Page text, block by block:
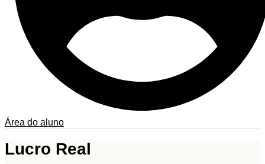
Área do aluno
Lucro Real